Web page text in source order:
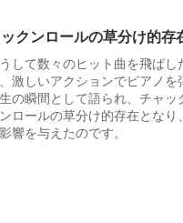
ックンロールの草分け的存
して数々のヒット曲を飛ば
激しいアクションでピアノ
の瞬間として語られ、チャッ
ロールの草分け的存在となり
響を与えたのです。